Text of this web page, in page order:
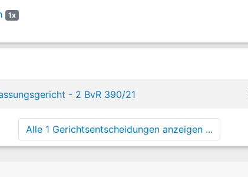
1x
- 2 BvR 390/21
Alle 1 Gerichtsentscheidungen anzeigen ...